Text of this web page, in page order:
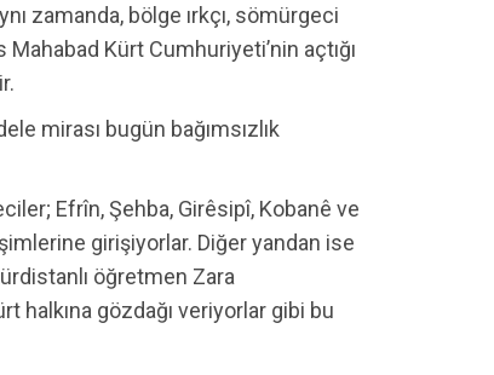
zamanda, bölge ırkçı, sömürgeci
Kürt Cumhuriyeti’nin açtığı
mirası bugün bağımsızlık
Efrîn, Şehba, Girêsipî, Kobanê ve
girişiyorlar. Diğer yandan ise
öğretmen Zara
halkına gözdağı veriyorlar gibi bu